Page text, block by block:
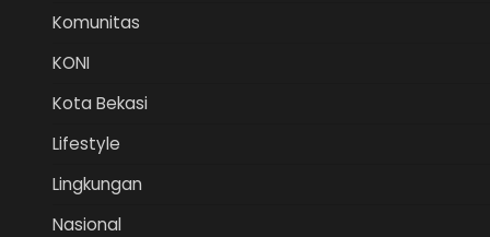
Komunitas
KONI
Kota Bekasi
Lifestyle
Lingkungan
Nasional